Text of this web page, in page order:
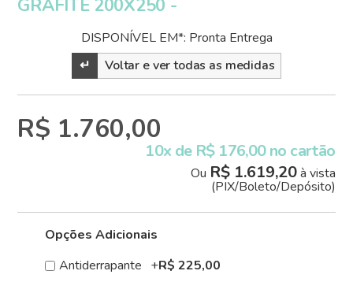
GRAFITE 200X250 -
DISPONÍVEL EM*: Pronta Entrega
↵
Voltar e ver todas as medidas
R$ 1.760,00
10x de R$ 176,00 no cartão
Ou R$ 1.619,20à vista
(PIX/Boleto/Depósito)
Opções Adicionais
Antiderrapante +R$ 225,00